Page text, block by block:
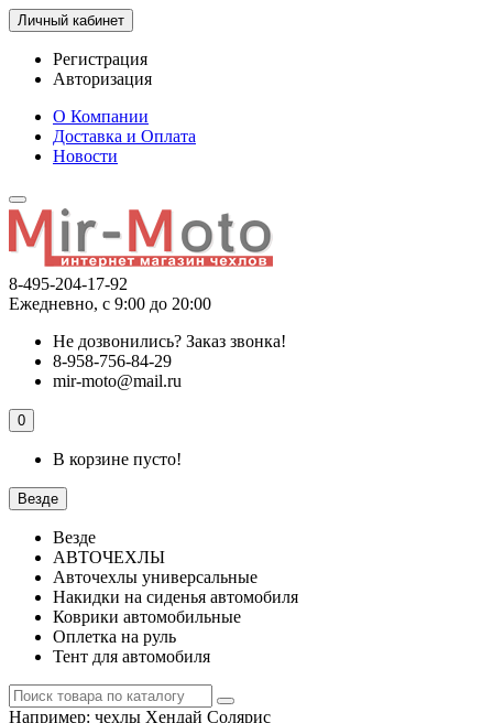
Личный кабинет
Регистрация
Авторизация
О Компании
Доставка и Оплата
Новости
8-495-204-17-92
Ежедневно, с 9:00 до 20:00
Не дозвонились? Заказ звонка!
8-958-756-84-29
mir-moto@mail.ru
0
В корзине пусто!
Везде
Везде
АВТОЧЕХЛЫ
Авточехлы универсальные
Накидки на сиденья автомобиля
Коврики автомобильные
Оплетка на руль
Тент для автомобиля
Например: чехлы Хендай Солярис